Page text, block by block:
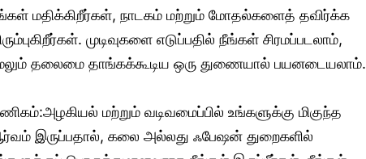
மதிக்கிறீர்கள், நாடகம் மற்றும் மோதல்களைத் தவிர்க்க
முடிவுகளை எடுப்பதில் நீங்கள் சிரமப்படலாம்,
தலைமை தாங்கக்கூடிய ஒரு துணையால் பயனடையலாம்.
மற்றும் வடிவமைப்பில் உங்களுக்கு மிகுந்த
இருப்பதால், கலை அல்லது ஃபேஷன் துறைகளில்